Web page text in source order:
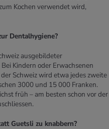
Kochen verwendet wird,
Dentalhygiene?
ausgebildeter
Kindern oder Erwachsenen
Schweiz wird etwa jedes zweite
3000 und 15 000 Franken.
früh – am besten schon vor der
Guetsli zu knabbern?